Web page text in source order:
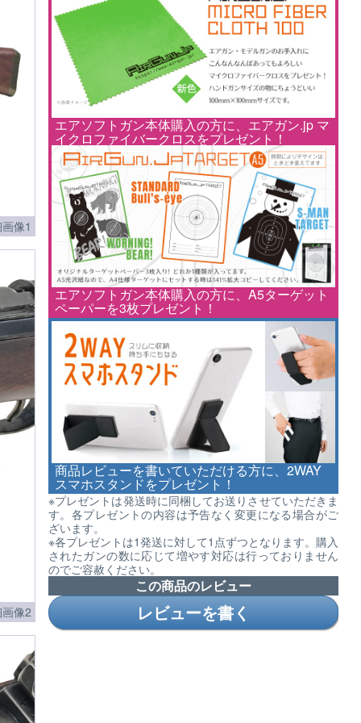
エアソフトガン本体購入の方に、エアガン.jp マ
イクロファイバークロスをプレゼント！
エアソフトガン本体購入の方に、A5ターゲット
ペーパーを3枚プレゼント！
商品レビューを書いていただける方に、2WAY
スマホスタンドをプレゼント！
※プレゼントは発送時に同梱してお送りさせていただきま
す。各プレゼントの内容は予告なく変更になる場合がご
ざいます。
※各プレゼントは1発送に対して1点ずつとなります。購入
されたガンの数に応じて増やす対応は行っておりません
のでご容赦ください。
この商品のレビュー
レビューを書く
像1
像2